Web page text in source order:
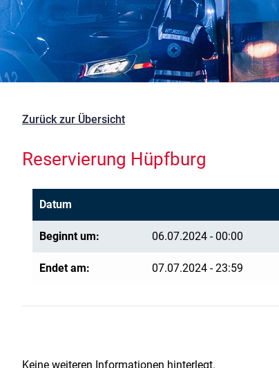
Zurück zur Übersicht
Reservierung Hüpfburg
Datum
Beginnt um: 06.07.2024 - 00:00
Endet am: 07.07.2024 - 23:59
Keine weiteren Informationen hinterlegt.